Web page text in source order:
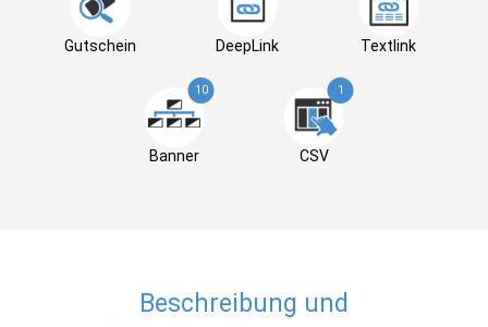
Gutschein DeepLink Textlink
10
Banner
1
CSV
Beschreibung und